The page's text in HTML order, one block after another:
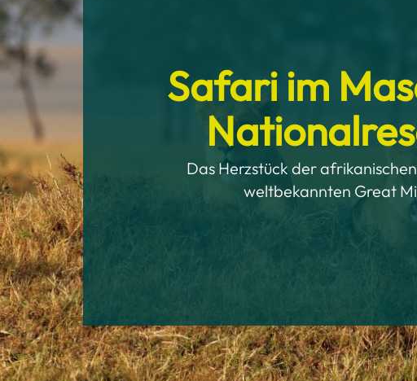
Safari im
Das Herzstück der
weltbekannten Great